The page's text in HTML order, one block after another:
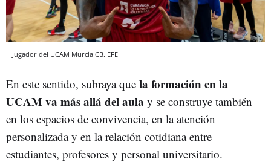
Jugador del UCAM Murcia CB. EFE
En este sentido, subraya que la formación en la
UCAM va más allá del aula y se construye también
en los espacios de convivencia, en la atención
personalizada y en la relación cotidiana entre
estudiantes, profesores y personal universitario.